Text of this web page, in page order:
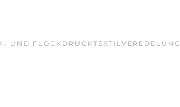
UND FLOCKDRUCKTEXTILVEREDELUNG